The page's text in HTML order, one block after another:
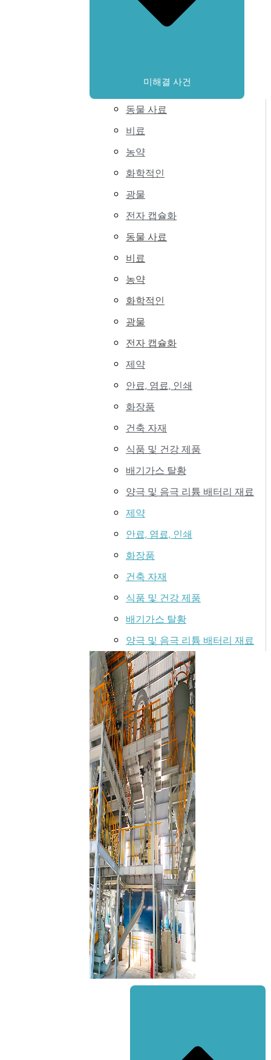
미해결 사건
동물 사료
비료
농약
화학적인
광물
전자 캡슐화
동물 사료
비료
농약
화학적인
광물
전자 캡슐화
제약
안료, 염료, 인쇄
화장품
건축 자재
식품 및 건강 제품
배기가스 탈황
양극 및 음극 리튬 배터리 재료
제약
안료, 염료, 인쇄
화장품
건축 자재
식품 및 건강 제품
배기가스 탈황
양극 및 음극 리튬 배터리 재료